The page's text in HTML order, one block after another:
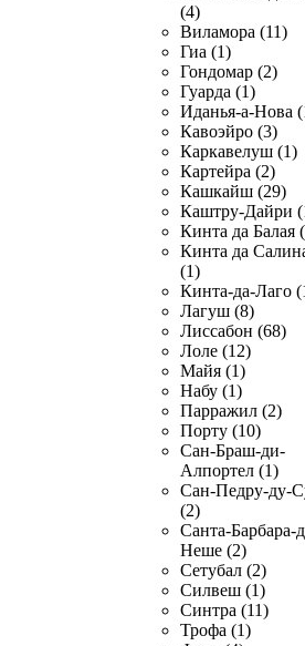
(4)
Виламора (11)
Гиа (1)
Гондомар (2)
Гуарда (1)
Иданья-а-Нова
Кавоэйро (3)
Каркавелуш (1)
Картейра (2)
Кашкайш (29)
Каштру-Дайри
Кинта да Балая
Кинта да
(1)
Кинта-да-Лаго
Лагуш (8)
Лиссабон (68)
Лоле (12)
Майя (1)
Набу (1)
Парражил (2)
Порту (10)
Сан-Браш-ди-
Алпортел (1)
Сан-Педру-ду-
(2)
Санта-Барбара-
Неше (2)
Сетубал (2)
Силвеш (1)
Синтра (11)
Трофа (1)